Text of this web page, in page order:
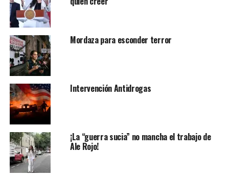
Mordaza para esconder terror
Intervención Antidrogas
¡La “guerra sucia” no mancha el trabajo de
Ale Rojo!